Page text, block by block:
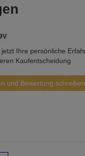
Ihre persönliche
Kaufentscheidung
und Bewertung schreiben